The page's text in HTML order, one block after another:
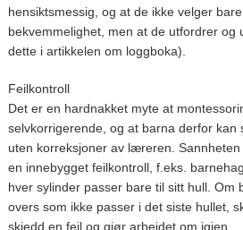
hensiktsmessig, og at de ikke velger
bekvemmelighet, men at de utfordrer og
dette i artikkelen om loggboka).
Feilkontroll
Det er en hardnakket myte at
selvkorrigerende, og at barna derfor kan
uten korreksjoner av læreren.
en innebygget feilkontroll, f.eks.
hver sylinder passer bare til sitt hull. Om
overs som ikke passer i det siste hullet,
skjedd en feil og gjør arbeidet om igjen.